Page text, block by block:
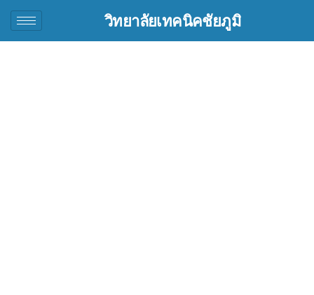
วิทยาลัยเทคนิคชัยภูมิ